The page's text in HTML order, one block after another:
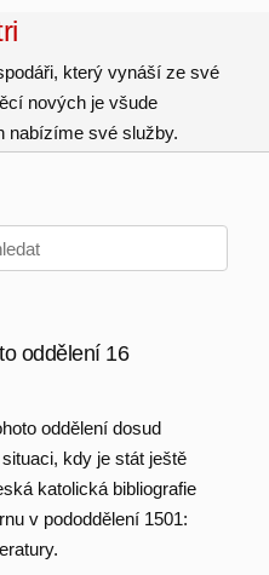
který vynáší ze své
nových je všude
nabízíme své služby.
oddělení 16
oddělení dosud
kdy je stát ještě
katolická bibliografie
v pododdělení 1501: